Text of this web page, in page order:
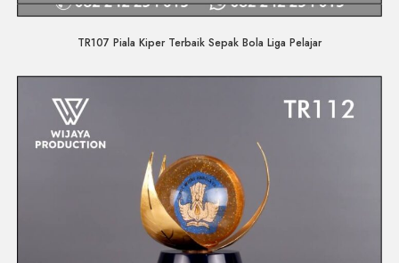
Quick View
TR107 Piala Kiper Terbaik Sepak Bola Liga Pelajar